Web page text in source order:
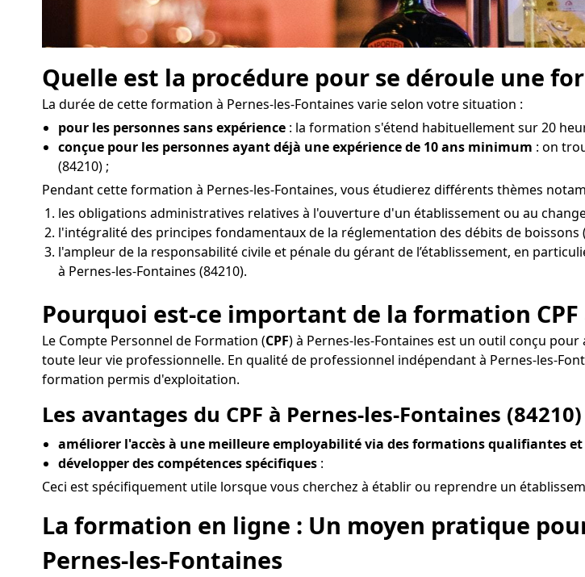
Quelle est la procédure pour se déroule une
La durée de cette formation à Pernes-les-Fontaines varie selon votre situation :
pour les personnes sans expérience : la formation s'étend habituellement sur 20
conçue pour les personnes ayant déjà une expérience de 10 ans minimum : on
(84210) ;
Pendant cette formation à Pernes-les-Fontaines, vous étudierez différents thèmes
les obligations administratives relatives à l'ouverture d'un établissement ou au
l'intégralité des principes fondamentaux de la réglementation des débits de boissons
l'ampleur de la responsabilité civile et pénale du gérant de l’établissement, en
à Pernes-les-Fontaines (84210).
Pourquoi est-ce important de la formation CPF
Le Compte Personnel de Formation (CPF) à Pernes-les-Fontaines est un outil conçu
toute leur vie professionnelle. En qualité de professionnel indépendant à Pernes-les-
formation permis d'exploitation.
Les avantages du CPF à Pernes-les-Fontaines
améliorer l'accès à une meilleure employabilité via des formations qualifiantes
développer des compétences spécifiques :
Ceci est spécifiquement utile lorsque vous cherchez à établir ou reprendre un
La formation en ligne : Un moyen pratique
Pernes-les-Fontaines